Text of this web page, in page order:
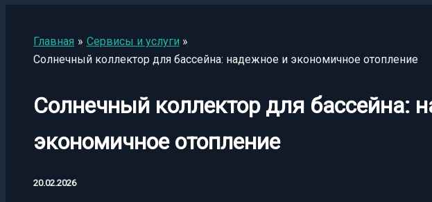
Главная
Сервисы и услуги
Солнечный коллектор для бассейна: надежное и экономичное отопление
Солнечный коллектор для бассейна:
экономичное отопление
20.02.2026